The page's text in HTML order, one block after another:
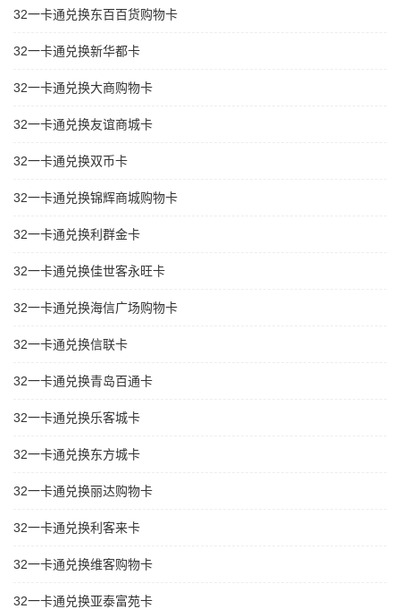
32一卡通兑换东百百货购物卡
32一卡通兑换新华都卡
32一卡通兑换大商购物卡
32一卡通兑换友谊商城卡
32一卡通兑换双币卡
32一卡通兑换锦辉商城购物卡
32一卡通兑换利群金卡
32一卡通兑换佳世客永旺卡
32一卡通兑换海信广场购物卡
32一卡通兑换信联卡
32一卡通兑换青岛百通卡
32一卡通兑换乐客城卡
32一卡通兑换东方城卡
32一卡通兑换丽达购物卡
32一卡通兑换利客来卡
32一卡通兑换维客购物卡
32一卡通兑换亚泰富苑卡